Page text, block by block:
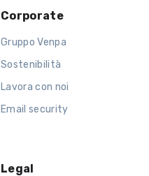
Corporate
Gruppo Venpa
Sostenibilità
Lavora con noi
Email security
Legal